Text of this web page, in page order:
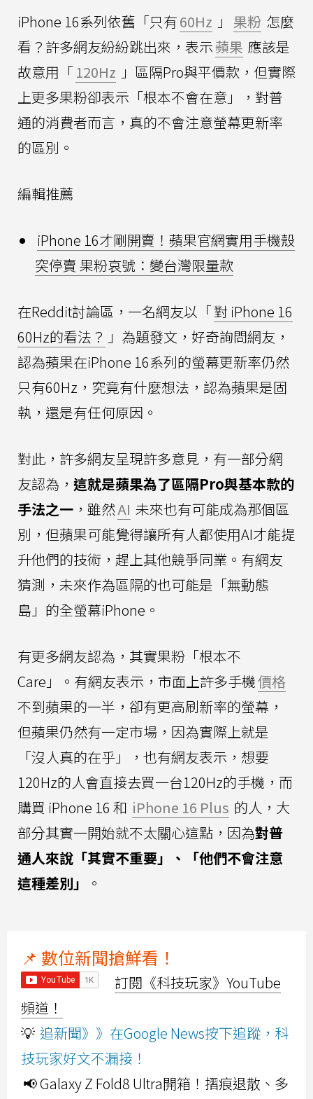
iPhone 16系列依舊「只有60Hz 」 果粉 怎麼
看？許多網友紛紛跳出來，表示蘋果 應該是
故意用「120Hz 」區隔Pro與平價款，但實際
上更多果粉卻表示「根本不會在意」，對普
通的消費者而言，真的不會注意螢幕更新率
的區別。
編輯推薦
iPhone 16才剛開賣！蘋果官網實用手機殼
突停賣 果粉哀號：變台灣限量款
在Reddit討論區，一名網友以「對 iPhone 16
60Hz的看法？ 」為題發文，好奇詢問網友，
認為蘋果在iPhone 16系列的螢幕更新率仍然
只有60Hz，究竟有什麼想法，認為蘋果是固
執，還是有任何原因。
對此，許多網友呈現許多意見，有一部分網
友認為， 這就是蘋果為了區隔Pro與基本款的
手法之一 ，雖然AI 未來也有可能成為那個區
別，但蘋果可能覺得讓所有人都使用AI才能提
升他們的技術，趕上其他競爭同業。有網友
猜測，未來作為區隔的也可能是「無動態
島」的全螢幕iPhone。
有更多網友認為，其實果粉「根本不
Care」。有網友表示，市面上許多手機價格
不到蘋果的一半，卻有更高刷新率的螢幕，
但蘋果仍然有一定市場，因為實際上就是
「沒人真的在乎」，也有網友表示，想要
120Hz的人會直接去買一台120Hz的手機，而
購買 iPhone 16 和 iPhone 16 Plus 的人，大
部分其實一開始就不太關心這點，因為對普
通人來說「其實不重要」、「他們不會注意
這種差別」
。
📌 數位新聞搶鮮看！
訂閱《科技玩家》YouTube
頻道！
💡 追新聞》》在Google News按下追蹤，科
技玩家好文不漏接！
📢 Galaxy Z Fold8 Ultra開箱！摺痕退散、多